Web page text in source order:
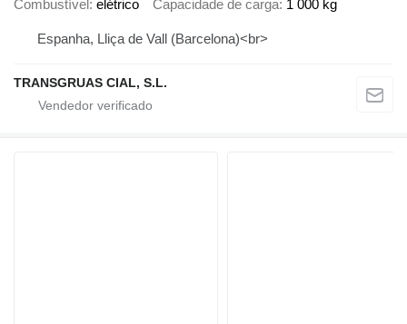
Combustível elétrico Capacidade de carga 1 000 kg
Espanha, Lliça de Vall (Barcelona)<br>
TRANSGRUAS CIAL, S.L.